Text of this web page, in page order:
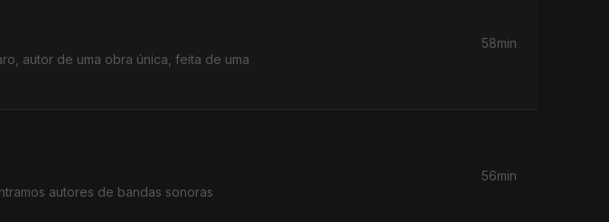
autor de uma obra única, feita de uma
58min
autores de bandas sonoras
56min